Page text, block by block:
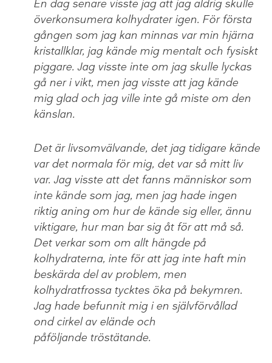
En dag senare visste jag att jag aldrig skulle
överkonsumera kolhydrater igen. För första
gången som jag kan minnas var min hjärna
kristallklar, jag kände mig mentalt och fysiskt
piggare. Jag visste inte om jag skulle lyckas
gå ner i vikt, men jag visste att jag kände
mig glad och jag ville inte gå miste om den
känslan.
Det är livsomvälvande, det jag tidigare kände
var det normala för mig, det var så mitt liv
var. Jag visste att det fanns människor som
inte kände som jag, men jag hade ingen
riktig aning om hur de kände sig eller, ännu
viktigare, hur man bar sig åt för att må så.
Det verkar som om allt hängde på
kolhydraterna, inte för att jag inte haft min
beskärda del av problem, men
kolhydratfrossa tycktes öka på bekymren.
Jag hade befunnit mig i en självförvållad
ond cirkel av elände och
påföljande tröstätande.